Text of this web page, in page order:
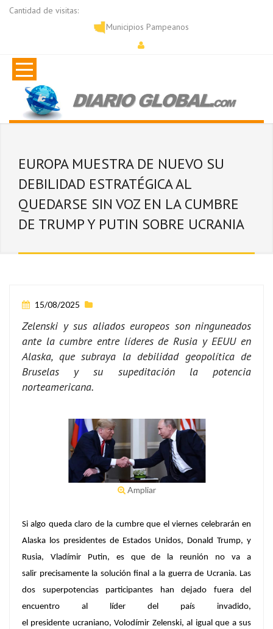
Cantidad de visitas:
Municipios Pampeanos
EUROPA MUESTRA DE NUEVO SU
DEBILIDAD ESTRATÉGICA AL
QUEDARSE SIN VOZ EN LA CUMBRE
DE TRUMP Y PUTIN SOBRE UCRANIA
15/08/2025
Zelenski y sus aliados europeos son ninguneados
ante la cumbre entre líderes de Rusia y EEUU en
Alaska, que subraya la debilidad geopolítica de
Bruselas y su supeditación la potencia
norteamericana.
Ampliar
Si algo queda claro de la cumbre que el viernes celebrarán en
Alaska los presidentes de Estados Unidos, Donald Trump, y
Rusia, Vladímir Putin, es que de la reunión no va a
salir precisamente la solución final a la guerra de Ucrania. Las
dos superpotencias participantes han dejado fuera del
encuentro al líder del país invadido,
el presidente ucraniano, Volodímir Zelenski, al igual que a sus